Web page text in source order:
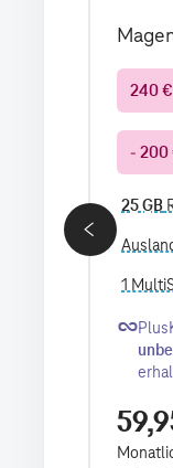
240
- 200
25 GB
1